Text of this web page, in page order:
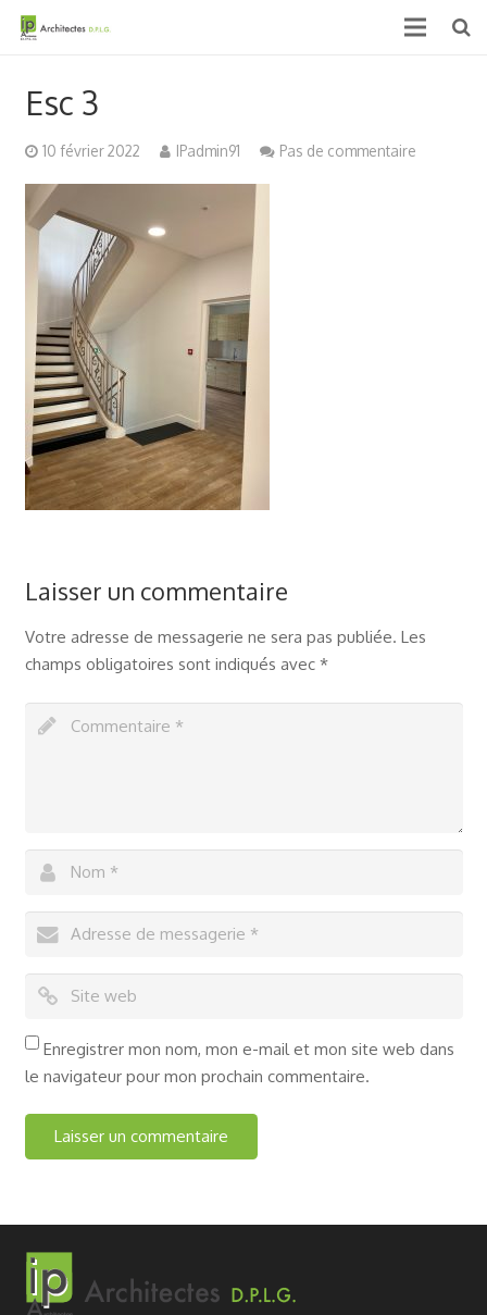
Actualités & médias
Contact
Esc 3
10 février 2022 IPadmin91 Pas de commentaire
Laisser un commentaire
Votre adresse de messagerie ne sera pas publiée. Les
champs obligatoires sont indiqués avec *
Enregistrer mon nom, mon e-mail et mon site web dans
le navigateur pour mon prochain commentaire.